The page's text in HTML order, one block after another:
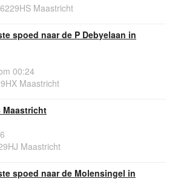
Maastricht
spoed naar de P Debyelaan in
00:24
Maastricht
Maastricht
Maastricht
spoed naar de Molensingel in